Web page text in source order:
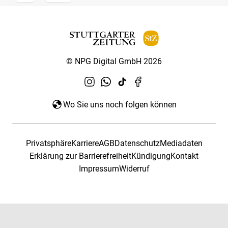
© NPG Digital GmbH 2026
Wo Sie uns noch folgen können
PrivatsphäreKarriereAGBDatenschutzMediadaten
Erklärung zur BarrierefreiheitKündigungKontakt
ImpressumWiderruf